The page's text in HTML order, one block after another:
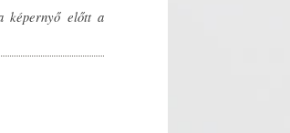
előtt a